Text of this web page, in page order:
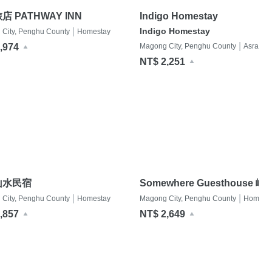
PATHWAY INN
City, Penghu County Homestay
Indigo Homestay
Indigo Homestay
Magong City, Penghu County Asrama
NT$ 2,251
水民宿
City, Penghu County Homestay
Somewhere Guesthouse 嶼
光。角落
Magong City, Penghu County
NT$ 2,649